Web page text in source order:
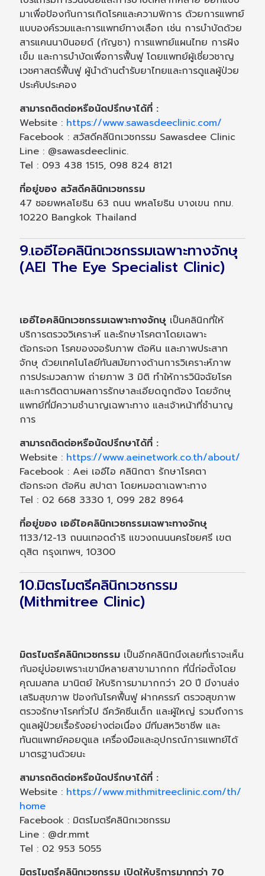
มาเพื่อป้องกันการเกิดโรคและความพิการ ด้วยการแพทย์
แบบองค์รวมและการแพทย์ทางเลือก เช่น การบำบัดด้วย
สารแคนนาบินอยด์ (กัญชา) การแพทย์แผนไทย การฝัง
เข็ม และการบำบัดเพื่อการฟื้นฟู โดยแพทย์ผู้เชี่ยวชาญ
เวชศาสตร์ฟื้นฟู ผู้นำด้านตำรับยาไทยและการดูแลผู้ป่วย
ประคับประคอง
สามารถติดต่อหรือนัดปรึกษาได้ที่ :
Website : https://www.sawasdeeclinic.com/
Facebook : สวัสดีคลีนิกเวชกรรม Sawasdee Clinic
Line : @sawasdeeclinic.
Tel : 093 438 1515, 098 824 8121
ที่อยู่ของ สวัสดีคลินิกเวชกรรม
47 ซอยพหลโยธิน 63 ถนน พหลโยธิน บางเขน กทม.
10220 Bangkok Thailand
9.เออีไอคลินิกเวชกรรมเฉพาะทางจักษุ
(AEI The Eye Specialist Clinic)
เออีไอคลินิกเวชกรรมเฉพาะทางจักษุ เป็นคลินิกที่ให้
บริการตรวจวิเคราะห์ และรักษาโรคตาโดยเฉพาะ
ต้อกระจก โรคของจอรับภาพ ต้อหิน และภาพประสาท
จักษุ ด้วยเทคโนโลยีทันสมัยทางด้านการวิเคราะห์ภาพ
การประมวลภาพ ถ่ายภาพ 3 มิติ ทำให้การวินิจฉัยโรค
และการติดตามผลการรักษาละเอียดถูกต้อง โดยจักษุ
แพทย์ที่มีความชำนาญเฉพาะทาง และเจ้าหน้าที่ชำนาญ
การ
สามารถติดต่อหรือนัดปรึกษาได้ที่ :
Website : https://www.aeinetwork.co.th/about/
Facebook : Aei เออีไอ คลินิกตา รักษาโรคตา
ต้อกระจก ต้อหิน สปาตา โดยหมอตาเฉพาะทาง
Tel : 02 668 3330 1, 099 282 8964
ที่อยู่ของ เออีไอคลินิกเวชกรรมเฉพาะทางจักษุ
1133/12-13 ถนนเทอดดำริ แขวงถนนนครไชยศรี เขต
ดุสิต กรุงเทพฯ, 10300
10.มิตรไมตรีคลินิกเวชกรรม
(Mithmitree Clinic)
มิตรไมตรีคลินิกเวชกรรม เป็นอีกคลินิกนึงเลยที่เราจะเห็น
กันอยู่บ่อยเพราะเขามีหลายสาขามากกก ที่นี่ก่อตั้งโดย
คุณมลฑล มานิตย์ ให้บริการมามากกว่า 20 ปี มีงานส่ง
เสริมสุขภาพ ป้องกันโรคฟื้นฟู ฝากครรภ์ ตรวจสุขภาพ
ตรวจรักษาโรคทั่วไป ฉีควัคซีนเด็ก และผู้ใหญ่ รวมถึงการ
ดูแลผู้ป่วยเรื้อรังอย่างต่อเนื่อง มีทีมสหวิชาชีพ และ
ทันตแพทย์คอยดูแล เครื่องมือและอุปกรณ์การแพทย์ได้
มาตรฐานด้วยนะ
สามารถติดต่อหรือนัดปรึกษาได้ที่ :
Website : https://www.mithmitreeclinic.com/th/
home
Facebook : มิตรไมตรีคลินิกเวชกรรม
Line : @dr.mmt
Tel : 02 953 5055
มิตรไมตรีคลินิกเวชกรรม เปิดให้บริการมากกว่า 70